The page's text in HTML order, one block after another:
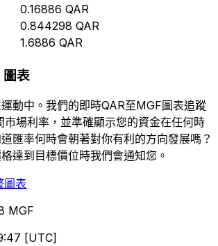
0.16886 QAR
0.844298 QAR
1.6886 QAR
圖表
動中。我們的即時QAR至MGF圖表追蹤
市場利率，並準確顯示您的資金在任何時
匯率何時會朝著對你有利的方向發展嗎？
達到目標價位時我們會通知您。
圖表
MGF
[UTC]